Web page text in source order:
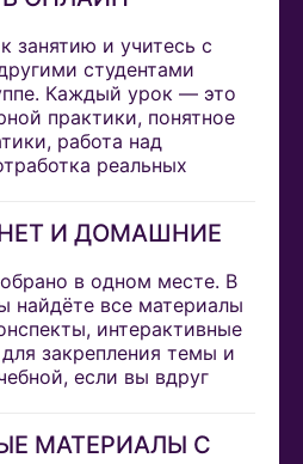
занятию и учитесь с
студентами
Каждый урок — это
практики, понятное
работа над
реальных
И ДОМАШНИЕ
в одном месте. В
найдёте все материалы
интерактивные
закрепления темы и
если вы вдруг
МАТЕРИАЛЫ С